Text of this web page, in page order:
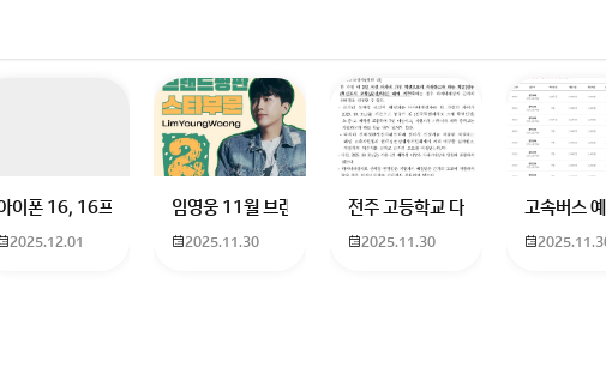
광고 [X]를 누르면 내용이 보입니다
로 하고 있는 09년생입니다 지금 제 내신이 5등급제 기준으로
이폰 16, 16프로 케이스 호환 가능한가요? 16을 쓰고 있는데 일반형은 케이스가 많이
2025.12.01
임영웅 11월 브랜드평판 순위 알고싶어요 임영웅 11월 브랜드
2025.11.30
전주 고등학교 다자녀 제가 2027학
2025.11.30
고속버스